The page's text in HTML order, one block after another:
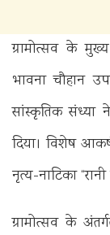
ग्रामोत्सव के
भावना चौहान
सांस्कृतिक
दिया। विशेष
नृत्य-नाटिका
ग्रामोत्सव के